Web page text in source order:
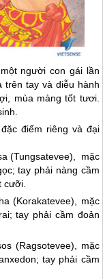
người con gái lần
trên tay và diễu hành
mùa màng tốt tươi.
điểm riêng và đại
(Tungsatevee), mặc
tay phải nàng cầm
cưỡi.
(Korakatevee), mặc
tay phải cầm đoản
(Ragsotevee), mặc
tay phải cầm